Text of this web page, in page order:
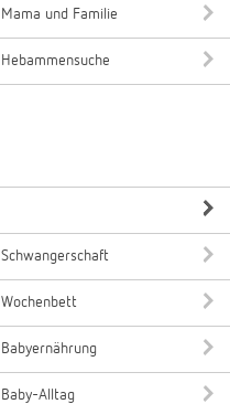
Mama und Familie
Hebammensuche
Schwangerschaft
Wochenbett
Babyernährung
Baby-Alltag